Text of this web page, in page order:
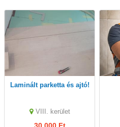
Laminált parketta és ajtó!
VIII. kerület